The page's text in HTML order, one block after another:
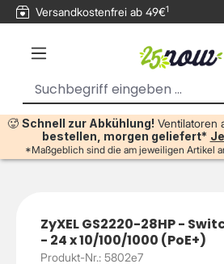
springen
Versandkostenfrei ab 49€1
🥵 Schnell zur Abkühlung! Ventilatoren
bestellen, morgen geliefert*
*Maßgeblich sind die am jeweiligen Artikel
ZyXEL GS2220-28HP -
- 24 x 10/100/1000 (PoE+)
Produkt-Nr.: 5802e7